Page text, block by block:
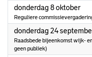
donderdag 8 oktober2026
Reguliere
donderdag 24
Raadsbede bijeenkomst wijk-
geen publiek)